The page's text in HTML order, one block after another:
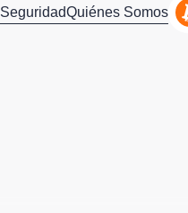
SeguridadQuiénes Somos